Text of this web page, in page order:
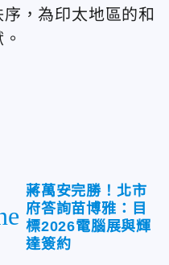
，為印太地區的和
蔣萬安完勝！北市
府答詢苗博雅：目
標2026電腦展與輝
達簽約